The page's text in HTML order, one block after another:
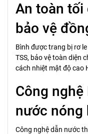
An toàn tối
bảo vệ
Bình được trang bị rơ
TSS, bảo vệ toàn diện
cách nhiệt mật độ cao
Công
nước nóng
Công nghệ dẫn nước